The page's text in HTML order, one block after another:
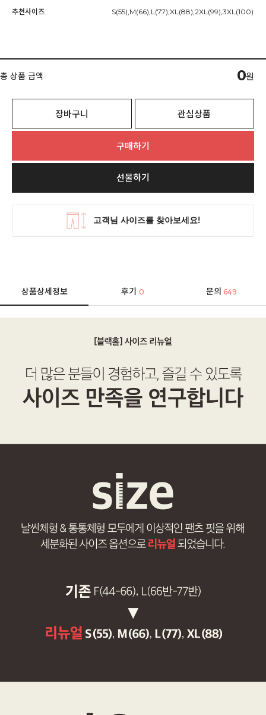
추천사이즈
S(55),M(66),L(77),XL(88),2XL(99),3XL(100)
총 상품 금액 0원
장바구니 관심상품
구매하기
선물하기
상품상세정보 후기0 문의 649